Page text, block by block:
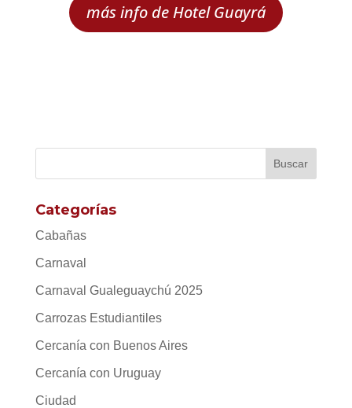
más info de Hotel Guayrá
Categorías
Cabañas
Carnaval
Carnaval Gualeguaychú 2025
Carrozas Estudiantiles
Cercanía con Buenos Aires
Cercanía con Uruguay
Ciudad